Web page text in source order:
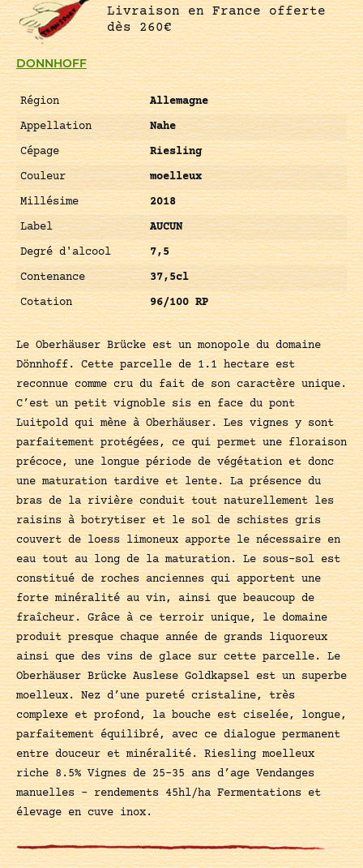
DONNHOFF
Région
Allemagne
Appellation
Nahe
Cépage
Riesling
Couleur
moelleux
Millésime
2018
Label
AUCUN
Degré d'alcool
7,5
Contenance
37,5cl
Cotation
96/100 RP
Le Oberhäuser Brücke est un monopole du domaine
Dönnhoff. Cette parcelle de 1.1 hectare est
reconnue comme cru du fait de son caractère unique.
C’est un petit vignoble sis en face du pont
Luitpold qui mène à Oberhäuser. Les vignes y sont
parfaitement protégées, ce qui permet une floraison
précoce, une longue période de végétation et donc
une maturation tardive et lente. La présence du
bras de la rivière conduit tout naturellement les
raisins à botrytiser et le sol de schistes gris
couvert de loess limoneux apporte le nécessaire en
eau tout au long de la maturation. Le sous-sol est
constitué de roches anciennes qui apportent une
forte minéralité au vin, ainsi que beaucoup de
fraîcheur. Grâce à ce terroir unique, le domaine
produit presque chaque année de grands liquoreux
ainsi que des vins de glace sur cette parcelle. Le
Oberhäuser Brücke Auslese Goldkapsel est un superbe
moelleux. Nez d’une pureté cristaline, très
complexe et profond, la bouche est ciselée, longue,
parfaitement équilibré, avec ce dialogue permanent
entre douceur et minéralité. Riesling moelleux
riche 8.5% Vignes de 25-35 ans d’age Vendanges
manuelles – rendements 45hl/ha Fermentations et
élevage en cuve inox.
Livraison en France offerte
dès 260€